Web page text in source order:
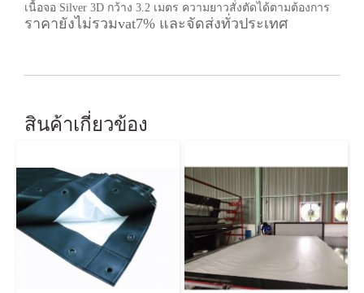
เนื้อจอ Silver 3D กว้าง 3.2 เมตร ความยาวสั่งตัดได้ตามต้องการ
ราคายังไม่รวมvat7% และจัดส่งทั่วประเทศ
สินค้าเกี่ยวข้อง